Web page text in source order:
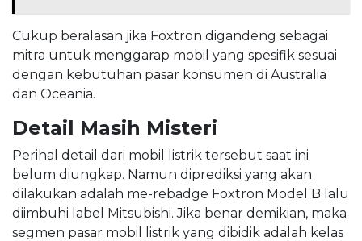
Cukup beralasan jika Foxtron digandeng sebagai
mitra untuk menggarap mobil yang spesifik sesuai
dengan kebutuhan pasar konsumen di Australia
dan Oceania.
Detail Masih Misteri
Perihal detail dari mobil listrik tersebut saat ini
belum diungkap. Namun diprediksi yang akan
dilakukan adalah me-rebadge Foxtron Model B lalu
diimbuhi label Mitsubishi. Jika benar demikian, maka
segmen pasar mobil listrik yang dibidik adalah kelas